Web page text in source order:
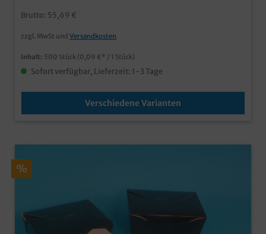
nachhaltiger Forstwirtschaft auch in Ihrem
Kundenservice
Brutto: 55,69 €
zzgl. MwSt und Versandkosten
Inhalt: 500 Stück (0,09 €* / 1 Stück)
Sofort verfügbar, Lieferzeit: 1-3 Tage
Verschiedene Varianten
%